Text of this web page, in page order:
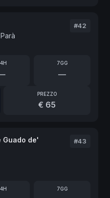
#42
7GG
—
PREZZO
€ 65
Guado de'
#43
7GG